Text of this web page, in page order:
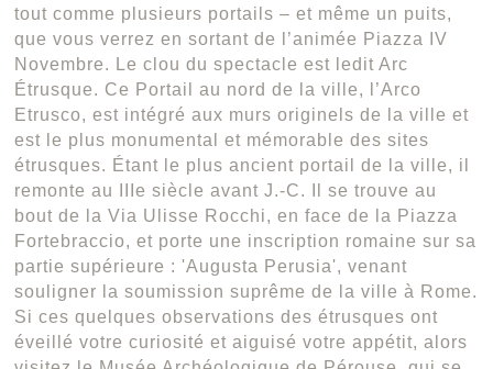
tout comme plusieurs portails – et même un puits,
que vous verrez en sortant de l’animée Piazza IV
Novembre. Le clou du spectacle est ledit Arc
Étrusque. Ce Portail au nord de la ville, l’Arco
Etrusco, est intégré aux murs originels de la ville et
est le plus monumental et mémorable des sites
étrusques. Étant le plus ancient portail de la ville, il
remonte au IIIe siècle avant J.-C. Il se trouve au
bout de la Via Ulisse Rocchi, en face de la Piazza
Fortebraccio, et porte une inscription romaine sur sa
partie supérieure : 'Augusta Perusia', venant
souligner la soumission suprême de la ville à Rome.
Si ces quelques observations des étrusques ont
éveillé votre curiosité et aiguisé votre appétit, alors